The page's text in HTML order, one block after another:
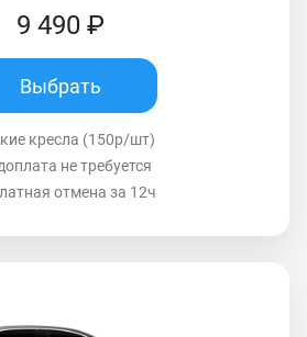
9 490 ₽
Выбрать
кресла (150р/шт)
не требуется
отмена за 12ч